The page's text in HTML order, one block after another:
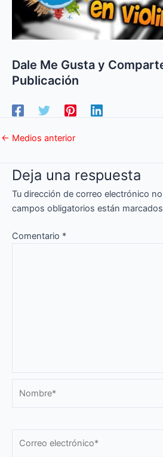
Dale Me Gusta y
Publicación
← Medios anterior
Deja una respuesta
Tu dirección de correo electrónico
campos obligatorios están
Comentario *